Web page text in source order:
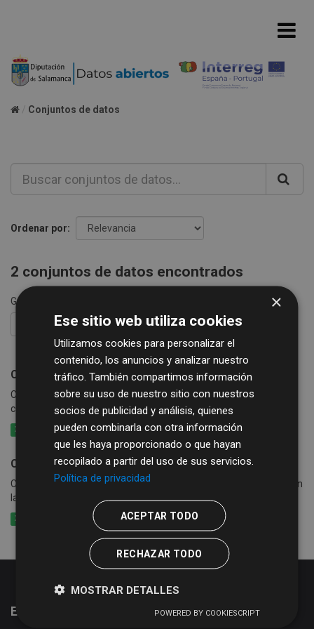
Conjuntos de datos
Ordenar por
2 conjuntos de datos encontrados
Grupos:
FILTRAR RESULTADOS
Consumo de agua
Consumo de agua por calles y periodo en los municipios que
cobran exclusivamente la tasa de agua
XLSX CSV XLS
Consumo de agua, basura y alcantarillado
Consumo de agua por calle y periodo en los municipios que cobran
la tasa de agua conjuntamente con basura y alcantarillado
XLSX
Estadísticas del portal de datos abiertos
×
Ese sitio web utiliza cookies
Utilizamos cookies para personalizar el
contenido, los anuncios y analizar nuestro
tráfico. También compartimos información
sobre su uso de nuestro sitio con nuestros
socios de publicidad y análisis, quienes
pueden combinarla con otra información
que les haya proporcionado o que hayan
recopilado a partir del uso de sus servicios.
Política de privacidad
ACEPTAR TODO
RECHAZAR TODO
MOSTRAR DETALLES
POWERED BY COOKIESCRIPT